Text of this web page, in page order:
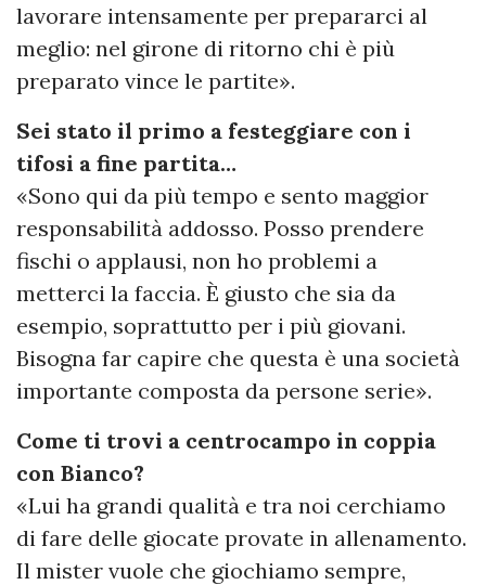
lavorare intensamente per prepararci al
meglio: nel girone di ritorno chi è più
preparato vince le partite».
Sei stato il primo a festeggiare con i
tifosi a fine partita…
«Sono qui da più tempo e sento maggior
responsabilità addosso. Posso prendere
fischi o applausi, non ho problemi a
metterci la faccia. È giusto che sia da
esempio, soprattutto per i più giovani.
Bisogna far capire che questa è una società
importante composta da persone serie».
Come ti trovi a centrocampo in coppia
con Bianco?
«Lui ha grandi qualità e tra noi cerchiamo
di fare delle giocate provate in allenamento.
Il mister vuole che giochiamo sempre,